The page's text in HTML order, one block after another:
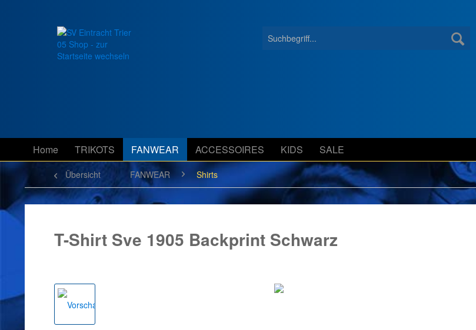
Home TRIKOTS FANWEAR ACCESSOIRES KIDS SALE
Übersicht FANWEAR Shirts
T-Shirt Sve 1905 Backprint Schwarz